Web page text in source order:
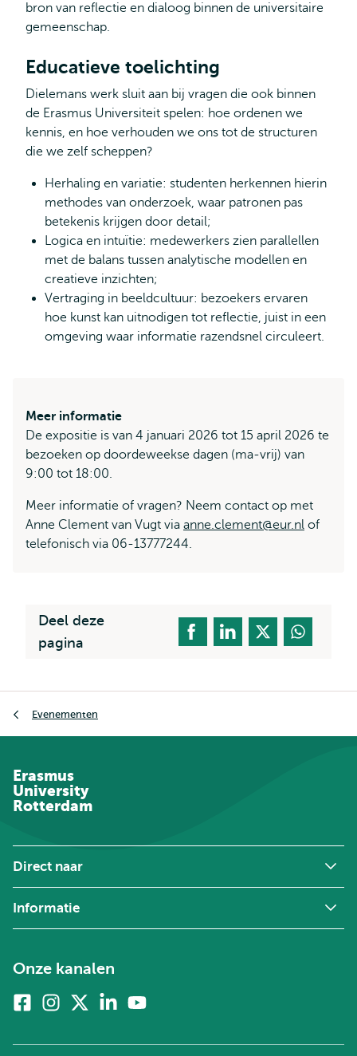
bron van reflectie en dialoog binnen de universitaire
gemeenschap.
Educatieve toelichting
Dielemans werk sluit aan bij vragen die ook binnen
de Erasmus Universiteit spelen: hoe ordenen we
kennis, en hoe verhouden we ons tot de structuren
die we zelf scheppen?
Herhaling en variatie: studenten herkennen hierin
methodes van onderzoek, waar patronen pas
betekenis krijgen door detail;
Logica en intuïtie: medewerkers zien parallellen
met de balans tussen analytische modellen en
creatieve inzichten;
Vertraging in beeldcultuur: bezoekers ervaren
hoe kunst kan uitnodigen tot reflectie, juist in een
omgeving waar informatie razendsnel circuleert.
Meer informatie
De expositie is van 4 januari 2026 tot 15 april 2026 te
bezoeken op doordeweekse dagen (ma-vrij) van
9:00 tot 18:00.
Meer informatie of vragen? Neem contact op met
Anne Clement van Vugt via anne.clement@eur.nl of
telefonisch via 06-13777244.
Deel deze
pagina
Evenementen
Erasmus
University
Rotterdam
Direct naar
Informatie
Onze kanalen
FacebookInstagram
twitter)
Linkedin